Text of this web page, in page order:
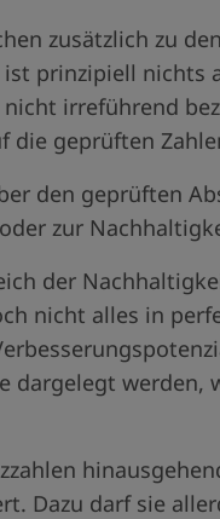
zusätzlich zu
prinzipiell nichts
irreführend
die geprüften
den geprüften
zur
der
nicht alles in
dargelegt werden,
Dazu darf sie